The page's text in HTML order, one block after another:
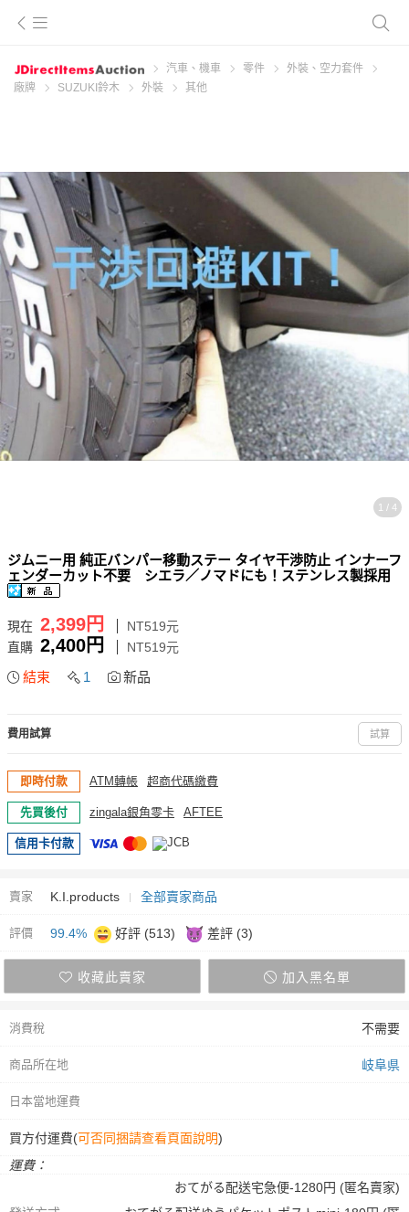
汽車、機車 零件
外裝、空力套件
廠牌
SUZUKI鈴木 外裝 其他
1 / 4
ジムニー用 純正バンパー移動ステー タイヤ干渉防止 インナーフ
ェンダーカット不要 シエラ／ノマドにも！ステンレス製採用
現在 2,399円
NT519元
直購 2,400円 NT519元
結束 1 新品
費用試算 試算
即時付款 ATM轉帳 超商代碼繳費
先買後付 zingala銀角零卡 AFTEE
信用卡付款
賣家 K.I.products 全部賣家商品
評價 99.4% 好評 (513) 差評 (3)
收藏此賣家 加入黑名單
消費稅 不需要
商品所在地 岐阜県
日本當地運費
買方付運費(可否同捆請查看頁面說明)
運費：
おてがる配送宅急便-1280円 (匿名賣家)